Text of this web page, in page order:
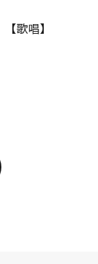
【歌唱】